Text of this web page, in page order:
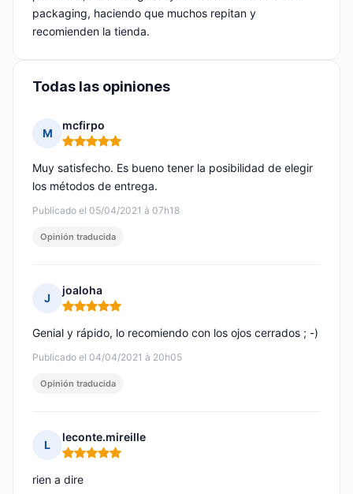
packaging, haciendo que muchos repitan y
recomienden la tienda.
Todas las opiniones
M
mcfirpo
Nota: 5 de 5
Publicado el 05/04/2021 à 07h18
Muy satisfecho. Es bueno tener la posibilidad de elegir
los métodos de entrega.
Opinión traducida
J
joaloha
Nota: 5 de 5
Publicado el 04/04/2021 à 20h05
Genial y rápido, lo recomiendo con los ojos cerrados ; -)
Opinión traducida
L
leconte.mireille
Nota: 5 de 5
rien a dire